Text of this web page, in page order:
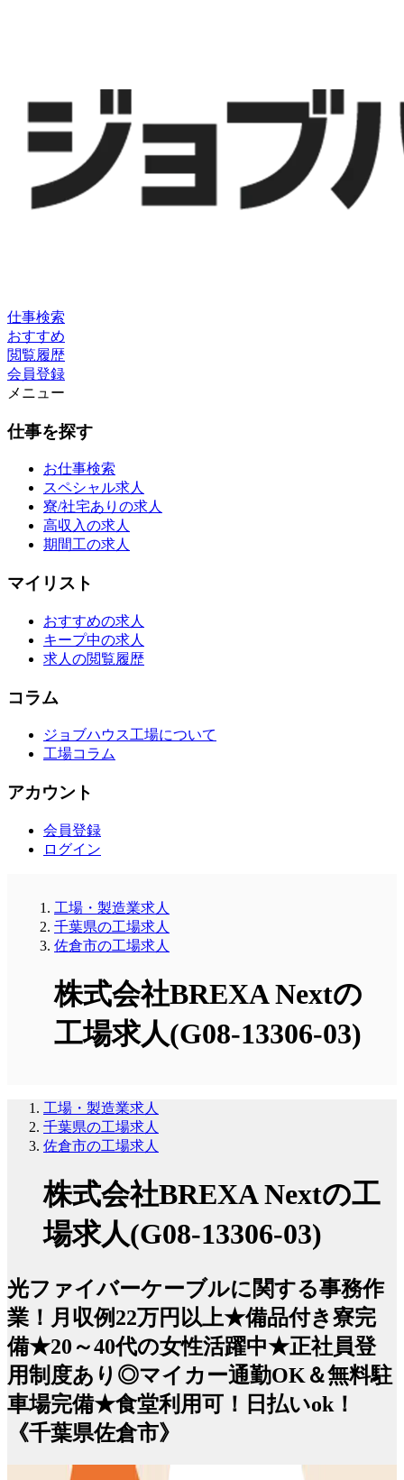
仕事検索
おすすめ
閲覧履歴
会員登録
メニュー
仕事を探す
お仕事検索
スペシャル求人
寮/社宅ありの求人
高収入の求人
期間工の求人
マイリスト
おすすめの求人
キープ中の求人
求人の閲覧履歴
コラム
ジョブハウス工場について
工場コラム
アカウント
会員登録
ログイン
工場・製造業求人
千葉県の工場求人
佐倉市の工場求人
株式会社BREXA Nextの
工場求人(G08-13306-03)
工場・製造業求人
千葉県の工場求人
佐倉市の工場求人
株式会社BREXA Nextの工
場求人(G08-13306-03)
光ファイバーケーブルに関する事務作
業！月収例22万円以上★備品付き寮完
備★20～40代の女性活躍中★正社員登
用制度あり◎マイカー通勤OK＆無料駐
車場完備★食堂利用可！日払いok！
《千葉県佐倉市》